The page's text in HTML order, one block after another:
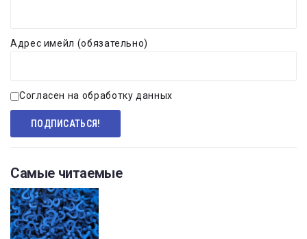
Адрес имейл (обязательно)
Согласен на обработку данных
Самые читаемые